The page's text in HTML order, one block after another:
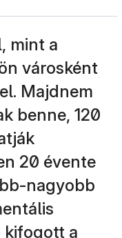
mint a
városként
Majdnem
benne, 120
20 évente
nagyobb
kifogott a